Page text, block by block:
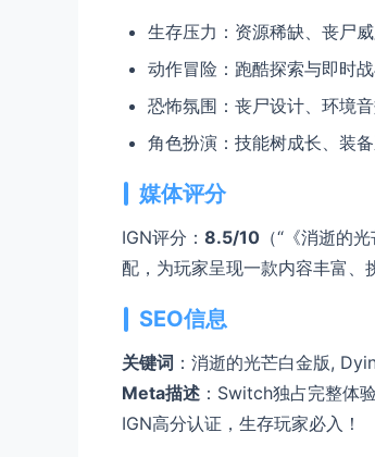
生存压力：资源稀缺、丧尸
动作冒险：跑酷探索与即时
恐怖氛围：丧尸设计、环境
角色扮演：技能树成长、装
媒体评分
IGN评分： 8.5/10 （“《消逝的
配，为玩家呈现一款内容丰富、
SEO信息
关键词 ：消逝的光芒白金版,
Meta描述 ：Switch独占完整体
IGN高分认证，生存玩家必入！